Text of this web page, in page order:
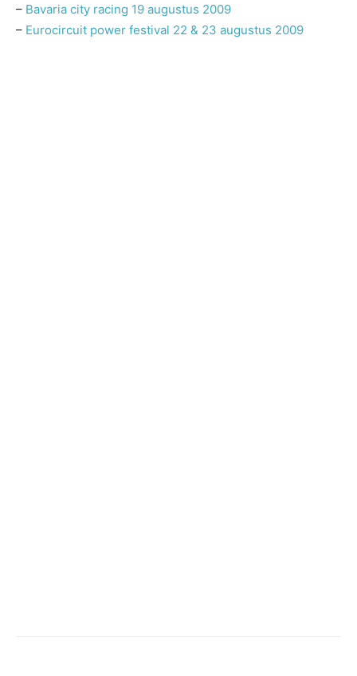
– Bavaria city racing 19 augustus 2009
– Eurocircuit power festival 22 & 23 augustus 2009